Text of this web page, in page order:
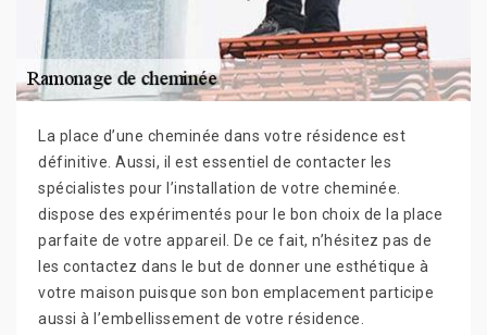
La place d’une cheminée dans votre résidence est
définitive. Aussi, il est essentiel de contacter les
spécialistes pour l’installation de votre cheminée.
dispose des expérimentés pour le bon choix de la place
parfaite de votre appareil. De ce fait, n’hésitez pas de
les contactez dans le but de donner une esthétique à
votre maison puisque son bon emplacement participe
aussi à l’embellissement de votre résidence.